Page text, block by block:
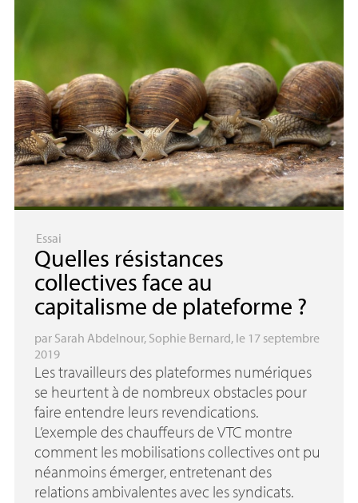
Essai
Quelles résistances
collectives face au
capitalisme de plateforme ?
par Sarah Abdelnour, Sophie Bernard, le 17 septembre
2019
Les travailleurs des plateformes numériques
se heurtent à de nombreux obstacles pour
faire entendre leurs revendications.
L’exemple des chauffeurs de VTCmontre
comment les mobilisations collectives ont pu
néanmoins émerger, entretenant des
relations ambivalentes avec les syndicats.